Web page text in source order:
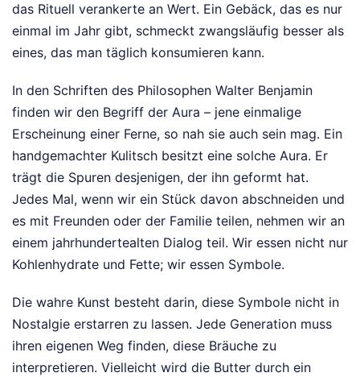
das Rituell verankerte an Wert. Ein Gebäck, das es nur
einmal im Jahr gibt, schmeckt zwangsläufig besser als
eines, das man täglich konsumieren kann.
In den Schriften des Philosophen Walter Benjamin
finden wir den Begriff der Aura – jene einmalige
Erscheinung einer Ferne, so nah sie auch sein mag. Ein
handgemachter Kulitsch besitzt eine solche Aura. Er
trägt die Spuren desjenigen, der ihn geformt hat.
Jedes Mal, wenn wir ein Stück davon abschneiden und
es mit Freunden oder der Familie teilen, nehmen wir an
einem jahrhundertealten Dialog teil. Wir essen nicht nur
Kohlenhydrate und Fette; wir essen Symbole.
Die wahre Kunst besteht darin, diese Symbole nicht in
Nostalgie erstarren zu lassen. Jede Generation muss
ihren eigenen Weg finden, diese Bräuche zu
interpretieren. Vielleicht wird die Butter durch ein